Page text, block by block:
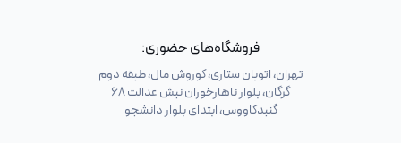
فروشگاه‌های حضوری:
تهران، اتوبان ستاری، کوروش مال، طبقه دوم
گرگان، بلوار ناهارخوران نبش عدالت 68
گنبدکاووس، ابتدای بلوار دانشجو